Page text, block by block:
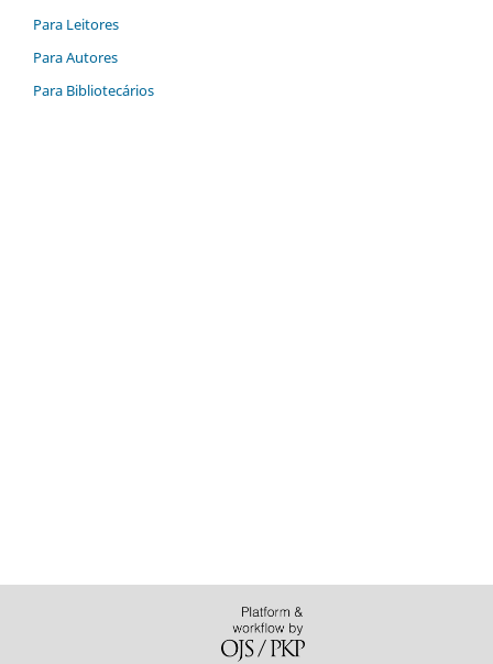
Para Leitores
Para Autores
Para Bibliotecários